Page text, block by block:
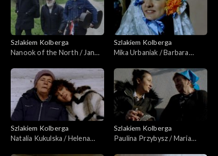
Szlakiem Kolberga
Nanook of the North / Jan
Szlakiem Kolberga
Mika Urbaniak / Barbara
Szlakiem Kolberga
Natalia Kukulska / Helena
Szlakiem Kolberga
Paulina Przybysz / Maria